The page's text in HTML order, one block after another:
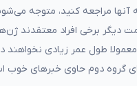
آنها مراجعه کنید، متوجه
دیگر برخی افراد معتقدند
طول عمر زیادی نخواهند
گروه دوم حاوی خبرهای خوب